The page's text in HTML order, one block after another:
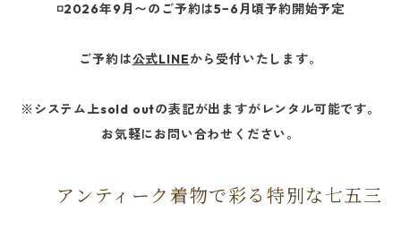
◽️2026年9月〜のご予約は5−6月頃予約開始予定
ご予約は公式LINEから受付いたします。
※システム上sold outの表記が出ますがレンタル可能です。
お気軽にお問い合わせください。
アンティーク着物で彩る特別な七五三